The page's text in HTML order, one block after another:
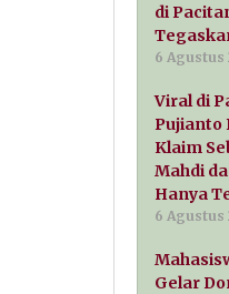
di
6 Agustus
Viral di
Pujianto
Klaim
Mahdi
Hanya
6 Agustus
Gelar